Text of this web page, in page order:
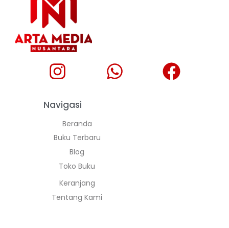
Navigasi
Beranda
Buku Terbaru
Blog
Toko Buku
Keranjang
Tentang Kami